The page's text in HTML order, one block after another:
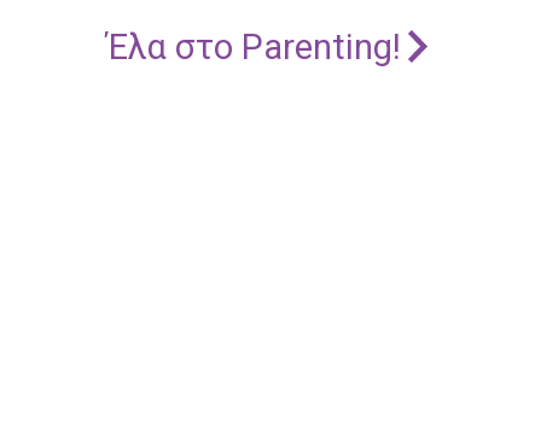
Έλα στο Parenting!